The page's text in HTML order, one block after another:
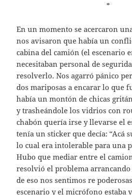
*
En un momento se acercaron
nos avisaron que había un
cabina del camión (el escenario
necesitaban personal de
resolverlo. Nos agarró pánico
dos mariposas a encarar lo que
había un montón de chicas
y trasheándole los vidrios con
chabón quería irse y llevarse el
tenía un sticker que decía: “Acá
lo cual era intolerable para una
Hubo que mediar entre el
resolvió el problema arrancando
de eso nos sentimos re
escenario y el micrófono estaba